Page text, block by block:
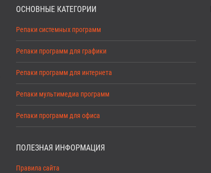
ОСНОВНЫЕ КАТЕГОРИИ
Репаки системных программ
Репаки программ для графики
Репаки программ для интернета
Репаки мультимедиа программ
Репаки программ для офиса
ПОЛЕЗНАЯ ИНФОРМАЦИЯ
Правила сайта